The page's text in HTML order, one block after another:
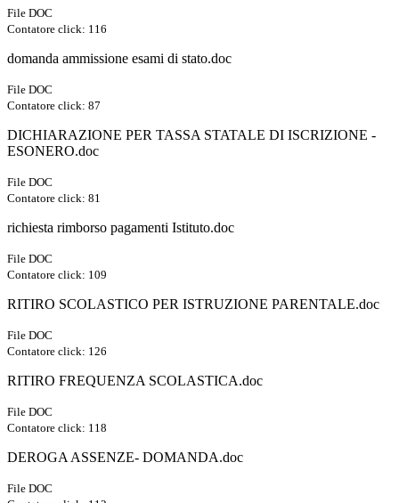
File DOC
Contatore click: 116
domanda ammissione esami di stato.doc
File DOC
Contatore click: 87
DICHIARAZIONE PER TASSA STATALE DI ISCRIZIONE -
ESONERO.doc
File DOC
Contatore click: 81
richiesta rimborso pagamenti Istituto.doc
File DOC
Contatore click: 109
RITIRO SCOLASTICO PER ISTRUZIONE PARENTALE.doc
File DOC
Contatore click: 126
RITIRO FREQUENZA SCOLASTICA.doc
File DOC
Contatore click: 118
DEROGA ASSENZE- DOMANDA.doc
File DOC